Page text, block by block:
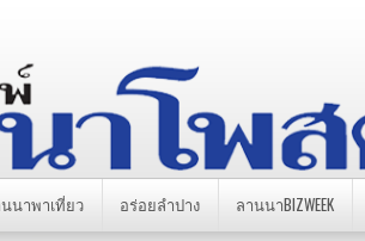
นาพาเที่ยว อร่อยลำปาง ลานนาBIZWEEK